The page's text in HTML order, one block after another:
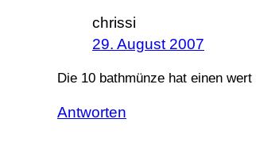
chrissi
29. August 2007
Die 10 bathmünze hat einen
Antworten